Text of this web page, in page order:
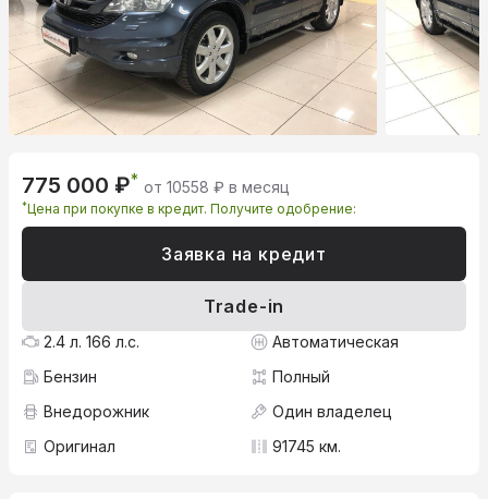
775 000 ₽* от 10558 ₽ в месяц
*Цена при покупке в кредит. Получите одобрение:
Заявка на кредит
Trade-in
2.4 л. 166 л.с.
Автоматическая
Бензин
Полный
Внедорожник
Один владелец
Оригинал
91745 км.